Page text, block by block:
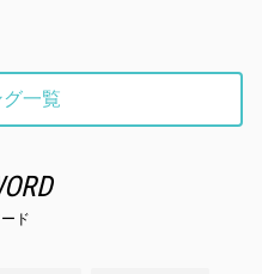
一覧
ド